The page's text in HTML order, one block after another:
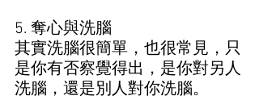
5. 奪心與洗腦
其實洗腦很簡單，也很常見，只
是你有否察覺得出，是你對另人
洗腦，還是別人對你洗腦。